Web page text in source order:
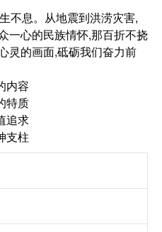
不息。从地震到洪涝灾害,
一心的民族情怀,那百折不挠
灵的画面,砥砺我们奋力前
内容
特质
追求
支柱